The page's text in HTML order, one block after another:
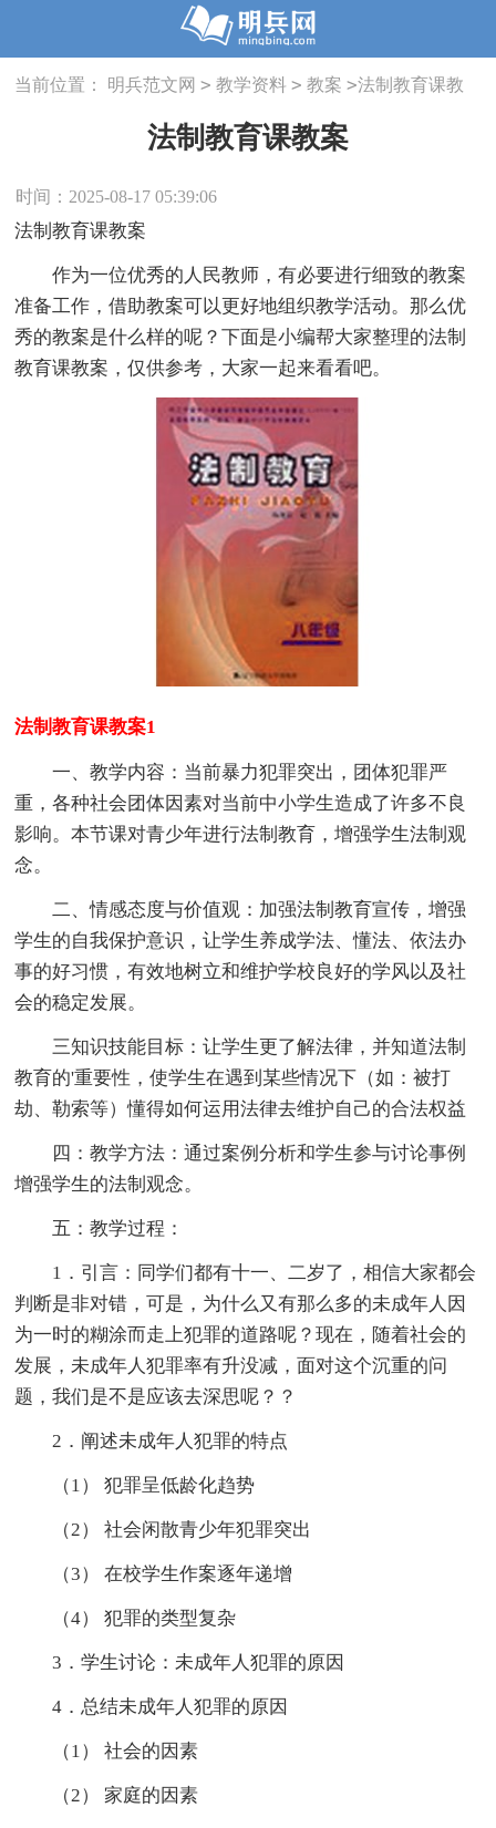
当前位置： 明兵范文网 > 教学资料 > 教案 >法制教育课教
法制教育课教案
时间：2025-08-17 05:39:06
法制教育课教案
作为一位优秀的人民教师，有必要进行细致的教案
准备工作，借助教案可以更好地组织教学活动。那么优
秀的教案是什么样的呢？下面是小编帮大家整理的法制
教育课教案，仅供参考，大家一起来看看吧。
法制教育课教案1
一、教学内容：当前暴力犯罪突出，团体犯罪严
重，各种社会团体因素对当前中小学生造成了许多不良
影响。本节课对青少年进行法制教育，增强学生法制观
念。
二、情感态度与价值观：加强法制教育宣传，增强
学生的自我保护意识，让学生养成学法、懂法、依法办
事的好习惯，有效地树立和维护学校良好的学风以及社
会的稳定发展。
三知识技能目标：让学生更了解法律，并知道法制
教育的'重要性，使学生在遇到某些情况下（如：被打
劫、勒索等）懂得如何运用法律去维护自己的合法权益
四：教学方法：通过案例分析和学生参与讨论事例
增强学生的法制观念。
五：教学过程：
1．引言：同学们都有十一、二岁了，相信大家都会
判断是非对错，可是，为什么又有那么多的未成年人因
为一时的糊涂而走上犯罪的道路呢？现在，随着社会的
发展，未成年人犯罪率有升没减，面对这个沉重的问
题，我们是不是应该去深思呢？？
2．阐述未成年人犯罪的特点
（1） 犯罪呈低龄化趋势
（2） 社会闲散青少年犯罪突出
（3） 在校学生作案逐年递增
（4） 犯罪的类型复杂
3．学生讨论：未成年人犯罪的原因
4．总结未成年人犯罪的原因
（1） 社会的因素
（2） 家庭的因素